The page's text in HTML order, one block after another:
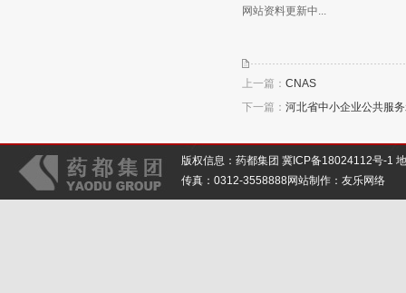
网站资料更新中...
上一篇： CNAS
下一篇： 河北省中小企业公共服
版权信息：药都集团 冀ICP备18024112号-1
传真：0312-3558888网站制作： 友乐网络